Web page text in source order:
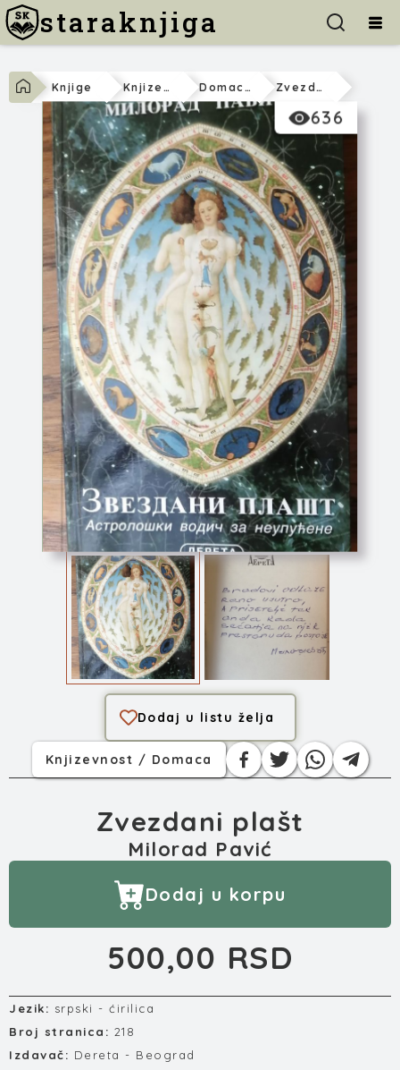
staraknjiga
Knjige Knjizevnost Domaca Zvezdani Plašt
636
Milorad Pavić
Zvezdani plašt
Dodaj u listu želja
Knjizevnost / Domaca
Zvezdani plašt
Milorad Pavić
Dodaj u korpu
500,00 RSD
Jezik: srpski - ćirilica
Broj stranica: 218
Izdavač: Dereta - Beograd